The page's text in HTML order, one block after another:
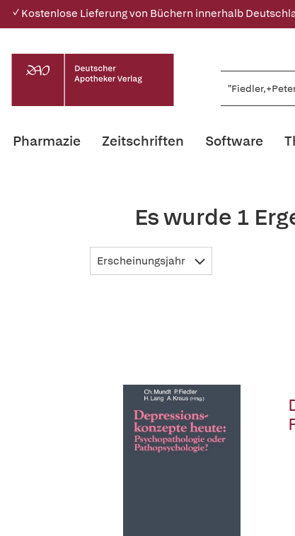
✓ Kostenlose Lieferung von Büchern innerhalb
Pharmazie Zeitschriften Software
Es wurde 1
Erscheinungsjahr